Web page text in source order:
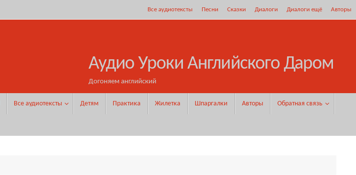
Все аудиотексты Песни Сказки Диалоги Диалоги ещё Авторы
Аудио Уроки Английского Даром
Догоняем английский
Все аудиотексты Детям Практика Жилетка Шпаргалки Авторы Обратная связь